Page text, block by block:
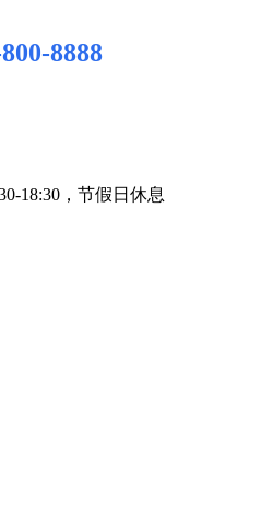
8888
18:30，节假日休息